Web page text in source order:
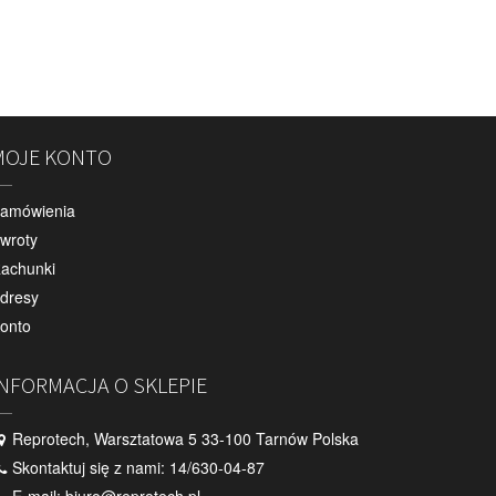
KONTO
O SKLEPIE
Reprotech, Warsztatowa 5 33-100 Tarnów Polska
Skontaktuj się z nami: 14/630-04-87